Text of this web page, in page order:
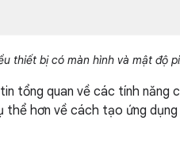
thiết bị có màn hình và mật độ
tổng quan về các tính năng
hơn về cách tạo ứng